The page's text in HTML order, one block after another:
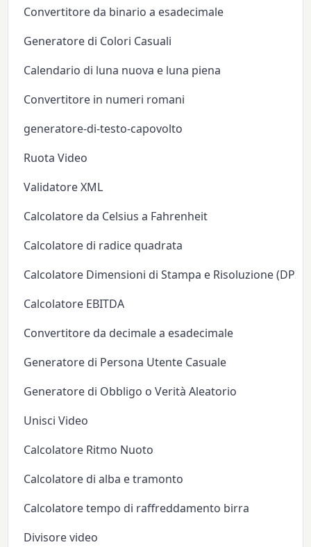
Convertitore da binario a esadecimale
Generatore di Colori Casuali
Calendario di luna nuova e luna piena
Convertitore in numeri romani
generatore-di-testo-capovolto
Ruota Video
Validatore XML
Calcolatore da Celsius a Fahrenheit
Calcolatore di radice quadrata
Calcolatore Dimensioni di Stampa e Risoluzione (DPI/
Calcolatore EBITDA
Convertitore da decimale a esadecimale
Generatore di Persona Utente Casuale
Generatore di Obbligo o Verità Aleatorio
Unisci Video
Calcolatore Ritmo Nuoto
Calcolatore di alba e tramonto
Calcolatore tempo di raffreddamento birra
Divisore video